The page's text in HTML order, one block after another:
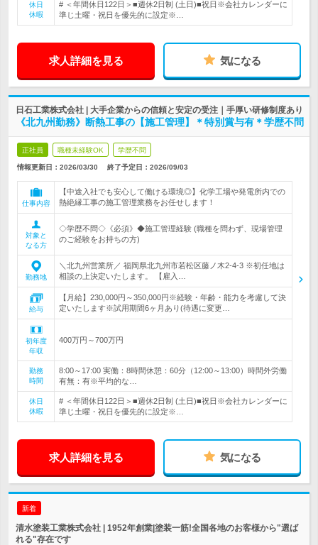
休日
休暇
# ＜年間休日122日＞■週休2日制 (土日)■祝日※会社カレンダーに
準じ土曜・祝日を優先的に設定※…
求人詳細を見る 気になる
日石工業株式会社 | 大手企業からの信頼と安定の受注｜手厚い研修制度あり
《北九州勤務》断熱工事の【施工管理】＊特別賞与有＊学歴不問
正社員 職種未経験OK 学歴不問
情報更新日：2026/03/30 終了予定日： 2026/09/03
仕事内容
【中途入社でも安心して働ける環境◎】化学工場や発電所内での
熱絶縁工事の施工管理業務をお任せします！
対象と
なる方
◇学歴不問◇《必須》◆施工管理経験 (職種を問わず、現場管理
のご経験をお持ちの方)
勤務地
＼北九州営業所／ 福岡県北九州市若松区藤ノ木2‐4‐3 ※初任地は
相談の上決定いたします。 【雇入…
給与
【月給】230,000円～350,000円※経験・年齢・能力を考慮して決
定いたします※試用期間6ヶ月あり(待遇に変更…
初年度
年収
400万円～700万円
勤務
時間
8:00～17:00 実働：8時間休憩：60分（12:00～13:00）時間外労働
有無：有※平均的な…
休日
休暇
# ＜年間休日122日＞■週休2日制 (土日)■祝日※会社カレンダーに
準じ土曜・祝日を優先的に設定※…
求人詳細を見る 気になる
新着
清水塗装工業株式会社 | 1952年創業|塗装一筋!全国各地のお客様から"選ば
れる"存在です